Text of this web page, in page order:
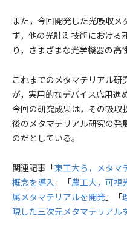
また，今回開発した光吸収メ
ず，他の光計測技術における
り，さまざまな光学機器の高
これまでのメタマテリアル
が，実用的なデバイス応用進
今回の研究成果は，その吸収
後のメタマテリアル研究の発
のだとしている。
関連記事「東工大ら，メタマ
概念を導入 」「農工大，可視
属メタマテリアルを開発 」「
現した三次元メタマテリアル